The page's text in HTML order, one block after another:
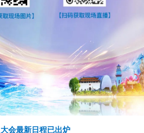
大会最新日程已出炉